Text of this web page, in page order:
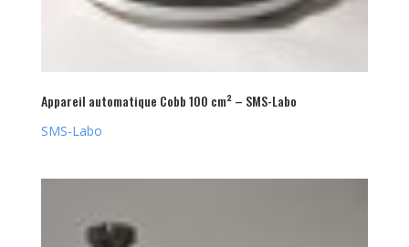
Appareil automatique Cobb 100 cm² – SMS-Labo
SMS-Labo